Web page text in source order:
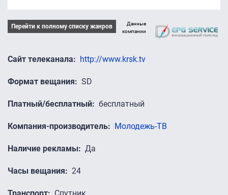
Перейти к полному списку жанров
Данные
компании
Сайт телеканала http://www.krsk.tv
Формат вещания SD
Платный/бесплатный бесплатный
Компания-производитель Молодежь-ТВ
Наличие рекламы Да
Часы вещания 24